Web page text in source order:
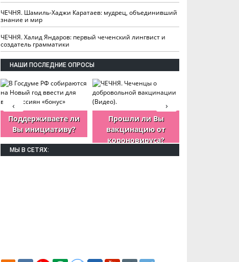
ЧЕЧНЯ. Шамиль-Хаджи Каратаев: мудрец, объединивший
знание и мир
ЧЕЧНЯ. Халид Яндаров: первый чеченский лингвист и
создатель грамматики
НАШИ ПОСЛЕДНИЕ ОПРОСЫ
Поддерживаете ли
Вы инициативу?
Прошли ли Вы
вакцинацию от
короновируса?
›
‹
МЫ В СЕТЯХ: